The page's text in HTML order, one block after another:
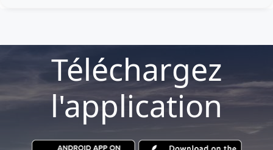
Téléchargez
l'application